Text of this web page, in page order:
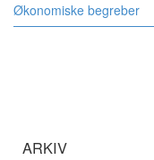
Økonomiske begreber
ARKIV